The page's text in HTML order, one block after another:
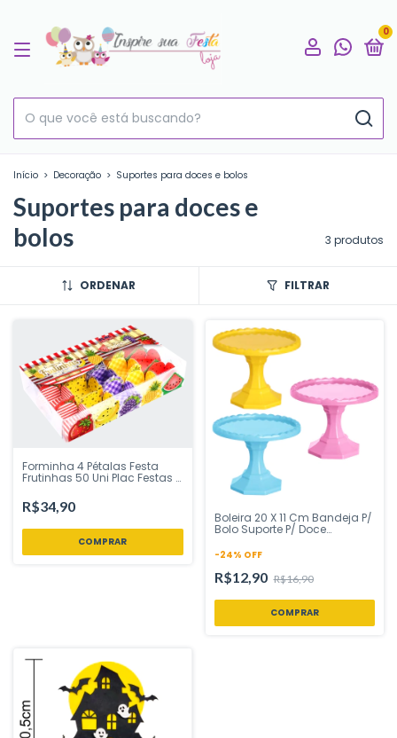
0
Início > Decoração > Suportes para doces e bolos
Suportes para doces e
bolos
3 produtos
ORDENAR FILTRAR
Forminha 4 Pétalas Festa
Frutinhas 50 Uni Plac Festas -
R$34,90
Boleira 20 X 11 Cm Bandeja P/
Bolo Suporte P/ Doce
Loja
-24% OFF
R$12,90 R$16,90
COMPRAR